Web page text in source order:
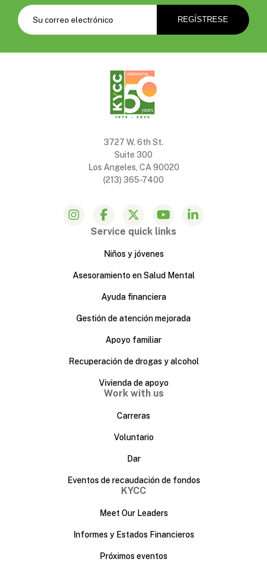
3727 W. 6th St.
Suite 300
Los Angeles, CA 90020
(213) 365-7400
Service quick links
Niños y jóvenes
Asesoramiento en Salud Mental
Ayuda financiera
Gestión de atención mejorada
Apoyo familiar
Recuperación de drogas y alcohol
Vivienda de apoyo
Work with us
Carreras
Voluntario
Dar
Eventos de recaudación de fondos
KYCC
Meet Our Leaders
Informes y Estados Financieros
Próximos eventos